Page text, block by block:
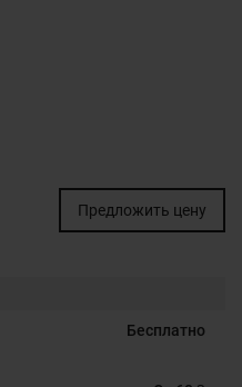
Предложить цену
Бесплатно